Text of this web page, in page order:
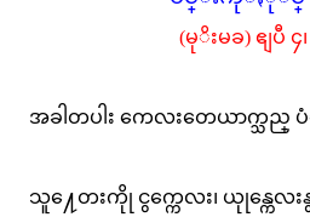
(မုိးမခ) ဧျပီ ၄
အခါတပါး ကေလးတေယာက္
သူ႔ေတးကိုု ငွက္ကေလး၊ ယုုန္ကေ